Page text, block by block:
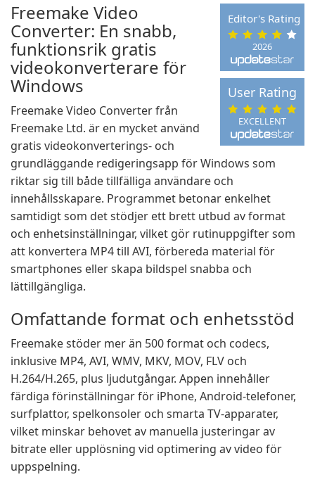
2026
Editor's Rating
EXCELLENT
User Rating
Freemake Video
Converter: En snabb,
funktionsrik gratis
videokonverterare för
Windows
Freemake Video Converter från
Freemake Ltd. är en mycket använd
gratis videokonverterings- och
grundläggande redigeringsapp för Windows som
riktar sig till både tillfälliga användare och
innehållsskapare. Programmet betonar enkelhet
samtidigt som det stödjer ett brett utbud av format
och enhetsinställningar, vilket gör rutinuppgifter som
att konvertera MP4 till AVI, förbereda material för
smartphones eller skapa bildspel snabba och
lättillgängliga.
Omfattande format och enhetsstöd
Freemake stöder mer än 500 format och codecs,
inklusive MP4, AVI, WMV, MKV, MOV, FLV och
H.264/H.265, plus ljudutgångar. Appen innehåller
färdiga förinställningar för iPhone, Android-telefoner,
surfplattor, spelkonsoler och smarta TV-apparater,
vilket minskar behovet av manuella justeringar av
bitrate eller upplösning vid optimering av video för
uppspelning.